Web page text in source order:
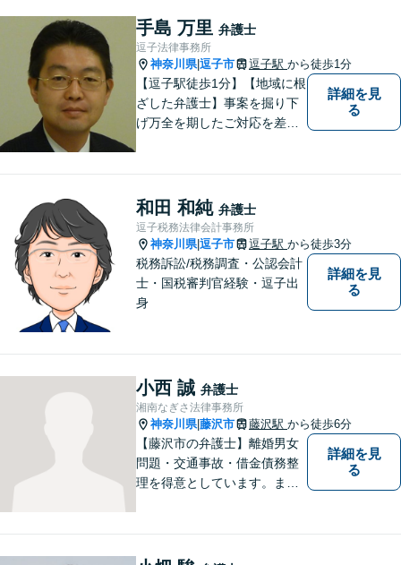
手島 万里 弁護士
逗子法律事務所
神奈川県|逗子市 逗子駅 から徒歩1分
【逗子駅徒歩1分】【地域に根
ざした弁護士】事案を掘り下
げ万全を期したご対応を差し
ど、幅広く対応可能。【明確
な料金体系】１件１件ていね
いに対応させて頂きます。ご
連絡ください。
詳細を見
る
和田 和純 弁護士
逗子税務法律会計事務所
神奈川県|逗子市 逗子駅 から徒歩3分
税務訴訟/税務調査・公認会計
士・国税審判官経験・逗子出
身
詳細を見
る
小西 誠 弁護士
湘南なぎさ法律事務所
神奈川県|藤沢市 藤沢駅 から徒歩6分
【藤沢市の弁護士】離婚男女
問題・交通事故・借金債務整
理を得意としています。ま
談ください。
詳細を見
る